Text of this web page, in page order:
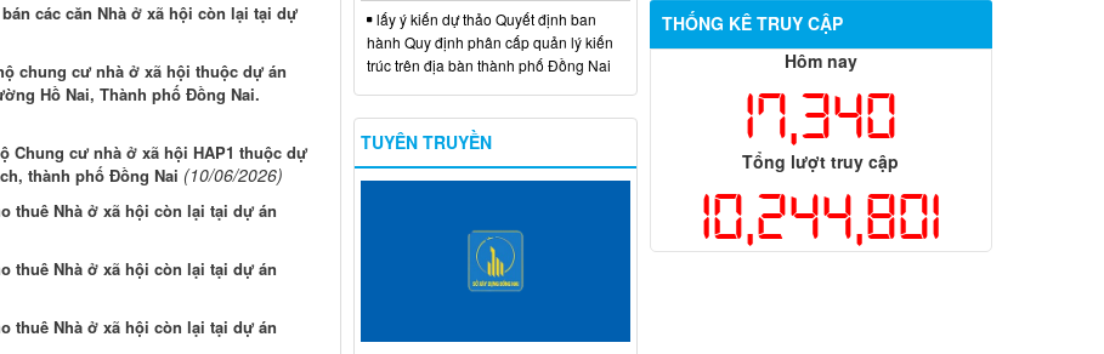
các căn Nhà ở xã hội còn lại tại dự
chung cư nhà ở xã hội thuộc dự án
Hồ Nai, Thành phố Đồng Nai.
Chung cư nhà ở xã hội HAP1 thuộc dự
thành phố Đồng Nai (10/06/2026)
thuê Nhà ở xã hội còn lại tại dự án
thuê Nhà ở xã hội còn lại tại dự án
thuê Nhà ở xã hội còn lại tại dự án
THỐNG KÊ TRUY CẬP
Hôm nay
17,340
Tổng lượt truy cập
10,244,801
lấy ý kiến dự thảo Quyết định ban
hành Quy định phân cấp quản lý kiến
trúc trên địa bàn thành phố Đồng Nai
TUYÊN TRUYỀN